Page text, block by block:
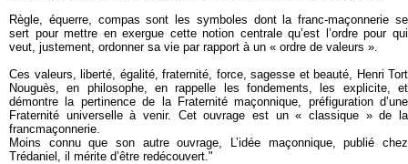
Règle, équerre, compas sont les symboles dont la franc-maçonnerie se
sert pour mettre en exergue cette notion centrale qu’est l’ordre pour qui
veut, justement, ordonner sa vie par rapport à un « ordre de valeurs ».
Ces valeurs, liberté, égalité, fraternité, force, sagesse et beauté, Henri Tort
Nouguès, en philosophe, en rappelle les fondements, les explicite, et
démontre la pertinence de la Fraternité maçonnique, préfiguration d’une
Fraternité universelle à venir. Cet ouvrage est un « classique » de la
francmaçonnerie.
Moins connu que son autre ouvrage, L’idée maçonnique, publié chez
Trédaniel, il mérite d’être redécouvert."